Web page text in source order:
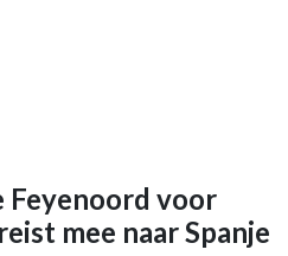
Feyenoord voor
mee naar Spanje